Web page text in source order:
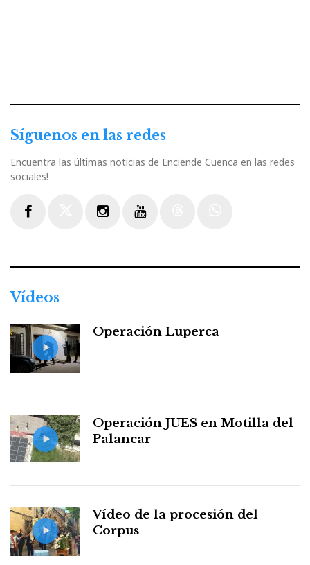
Síguenos en las redes
Encuentra las últimas noticias de Enciende Cuenca en las redes
sociales!
Vídeos
Operación Luperca
Operación JUES en Motilla del
Palancar
Vídeo de la procesión del
Corpus